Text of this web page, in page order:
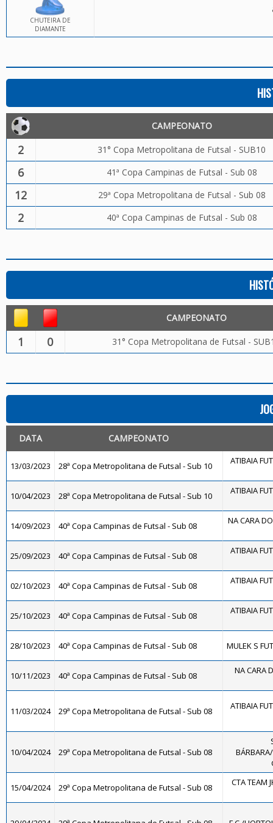
CHUTEIRA DE
DIAMANTE
CAMPEONATO
2 31° Copa Metropolitana de Futsal - SUB10
6 41ª Copa Campinas de Futsal - Sub 08
12 29ª Copa Metropolitana de Futsal - Sub 08
2 40ª Copa Campinas de Futsal - Sub 08
CAMPEONATO
1 0 31° Copa Metropolitana de Futsal -
DATA CAMPEONATO
13/03/2023 28ª Copa Metropolitana de Futsal - Sub 10 ATIBAIA
10/04/2023 28ª Copa Metropolitana de Futsal - Sub 10 ATIBAIA
14/09/2023 40ª Copa Campinas de Futsal - Sub 08 NA CARA
25/09/2023 40ª Copa Campinas de Futsal - Sub 08 ATIBAIA
02/10/2023 40ª Copa Campinas de Futsal - Sub 08 ATIBAIA
25/10/2023 40ª Copa Campinas de Futsal - Sub 08 ATIBAIA
28/10/2023 40ª Copa Campinas de Futsal - Sub 08 MULEK S
10/11/2023 40ª Copa Campinas de Futsal - Sub 08 NA CARA
11/03/2024 29ª Copa Metropolitana de Futsal - Sub 08 ATIBAIA
10/04/2024 29ª Copa Metropolitana de Futsal - Sub 08
15/04/2024 29ª Copa Metropolitana de Futsal - Sub 08 CTA TEAM